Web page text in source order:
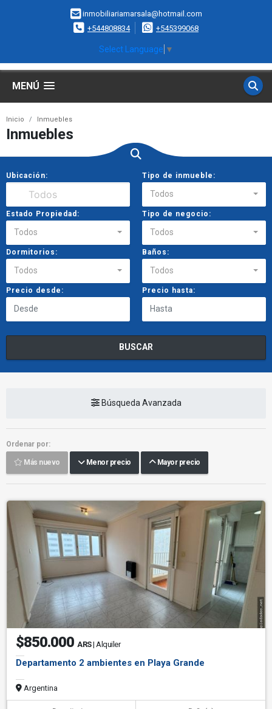
inmobiliariamarsala@hotmail.com
+544808834
+545399068
Select Language ▼
MENÚ
Inicio Inmuebles
Inmuebles
Ubicación: Tipo de inmueble:
Todos
Estado Propiedad:
Todos
Tipo de negocio:
Todos
Dormitorios:
Todos
Baños:
Todos
Precio desde: Precio hasta:
BUSCAR
Búsqueda Avanzada
Ordenar por:
Más nuevo Menor precio Mayor precio
$850.000 ARS| Alquiler
Departamento 2 ambientes en Playa Grande
Argentina